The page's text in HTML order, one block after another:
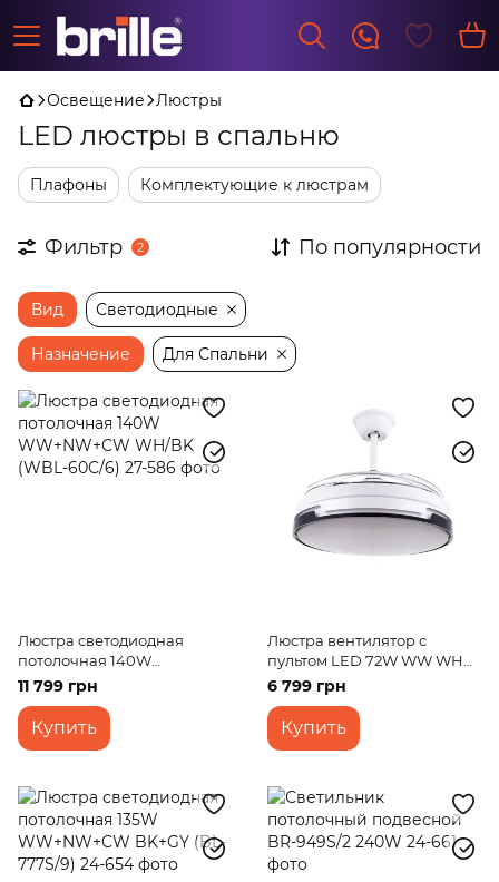
Освещение Люстры
LED люстры в спальню
Плафоны Комплектующие к люстрам
Фильтр 2 По популярности
Вид Светодиодные
Назначение Для Спальни
Люстра светодиодная
потолочная 140W
WW+NW+CW WH/BK (WBL-
11 799 грн
Купить
Люстра вентилятор с
пультом LED 72W WW WH
(BKL-903S/2)
6 799 грн
Купить